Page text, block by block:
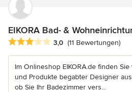
EIKORA Bad- &
Durchschnittliche Bewertung: 3
3,0 (11 Bewertungen)
Im Onlineshop EIKORA.de finden
und Produkte begabter Designer
ob Sie Ihr Badezimmer vers...